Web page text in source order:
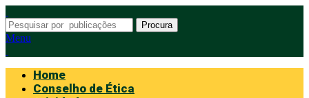
Procura
Menu
Home
Conselho de Ética